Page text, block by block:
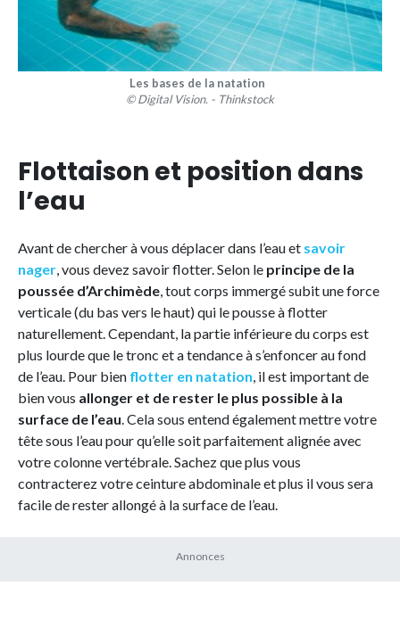
Les bases de la natation
© Digital Vision. - Thinkstock
Flottaison et position dans
l’eau
Avant de chercher à vous déplacer dans l’eau et savoir
nager, vous devez savoir flotter. Selon le principe de la
poussée d’Archimède, tout corps immergé subit une force
verticale (du bas vers le haut) qui le pousse à flotter
naturellement. Cependant, la partie inférieure du corps est
plus lourde que le tronc et a tendance à s’enfoncer au fond
de l’eau. Pour bien flotter en natation, il est important de
bien vous allonger et de rester le plus possible à la
surface de l’eau. Cela sous entend également mettre votre
tête sous l’eau pour qu’elle soit parfaitement alignée avec
votre colonne vertébrale. Sachez que plus vous
contracterez votre ceinture abdominale et plus il vous sera
facile de rester allongé à la surface de l’eau.